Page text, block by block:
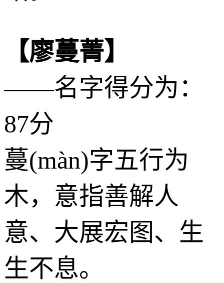
【廖蔓菁】
——名字得分为：
87分
蔓(màn)字五行为
木，意指善解人
意、大展宏图、生
生不息。